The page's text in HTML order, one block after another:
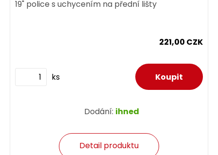
19" police s uchycením na přední lišty
221,00 CZK
ks
Dodání: ihned
Detail produktu